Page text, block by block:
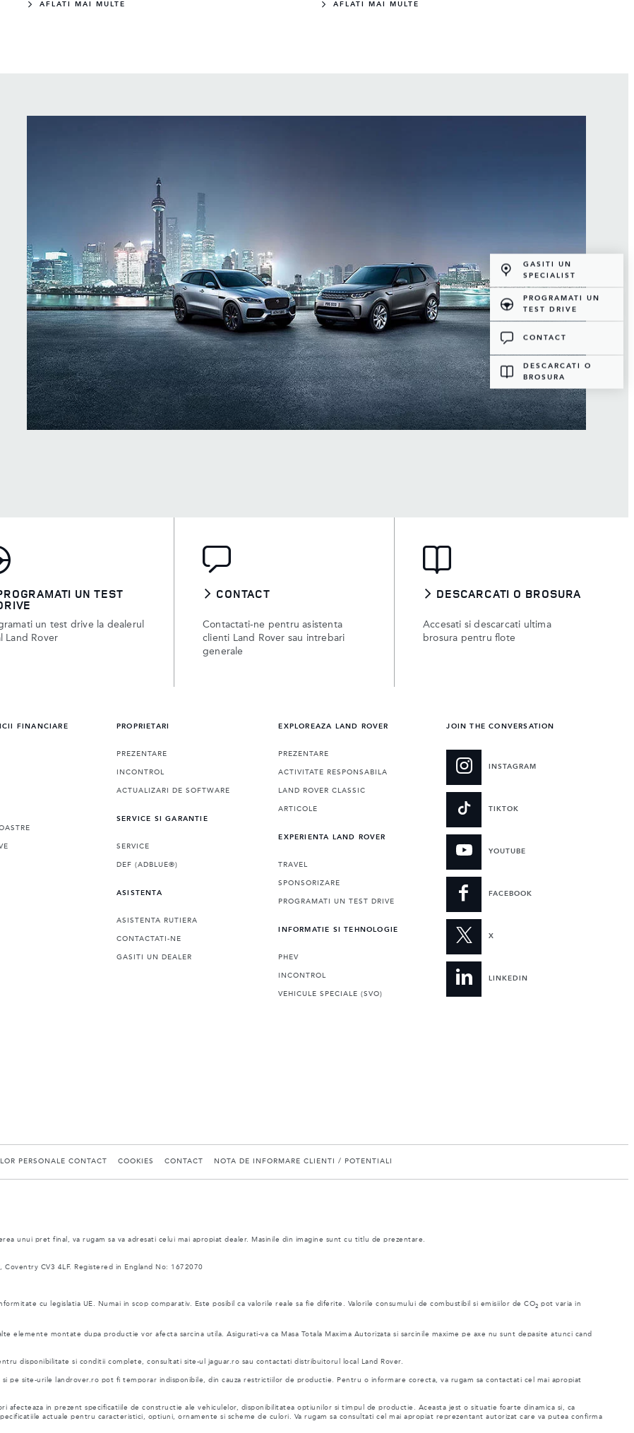
AFLATI MAI MULTE AFLATI MAI MULTE
UN TEST
un test drive la dealerul
Land Rover
CONTACT
Contactati-ne pentru asistenta
clienti Land Rover sau intrebari
generale
DESCARCATI O BROSURA
Accesati si descarcati ultima
brosura pentru flote
FINANCIARE PROPRIETARI
PREZENTARE
INCONTROL
ACTUALIZARI DE SOFTWARE
SERVICE SI GARANTIE
SERVICE
DEF (ADBLUE®)
ASISTENTA
ASISTENTA RUTIERA
CONTACTATI-NE
GASITI UN DEALER
EXPLOREAZA LAND ROVER
PREZENTARE
ACTIVITATE RESPONSABILA
LAND ROVER CLASSIC
ARTICOLE
EXPERIENTA LAND ROVER
TRAVEL
SPONSORIZARE
PROGRAMATI UN TEST DRIVE
INFORMATIE SI TEHNOLOGIE
PHEV
INCONTROL
VEHICULE SPECIALE (SVO)
JOIN THE CONVERSATION
INSTAGRAM
TIKTOK
YOUTUBE
FACEBOOK
X
LINKEDIN
PERSONALE CONTACT COOKIES CONTACT NOTA DE INFORMARE CLIENTI / POTENTIALI
unui pret final, va rugam sa va adresati celui mai apropiat dealer. Masinile din imagine sunt cu titlu de prezentare.
Coventry CV3 4LF. Registered in England No: 1672070
cu legislatia UE. Numai in scop comparativ. Este posibil ca valorile reale sa fie diferite. Valorile consumului de combustibil si emisiilor de CO2 pot varia in
elemente montate dupa productie vor afecta sarcina utila. Asigurati-va ca Masa Totala Maxima Autorizata si sarcinile maxime pe axe nu sunt depasite atunci cand
disponibilitate si conditii complete, consultati site-ul jaguar.ro sau contactati distribuitorul local Land Rover.
pe site-urile landrover.ro pot fi temporar indisponibile, din cauza restrictiilor de productie. Pentru o informare corecta, va rugam sa contactati cel mai apropiat
afecteaza in prezent specificatiile de constructie ale vehiculelor, disponibilitatea optiunilor si timpul de productie. Aceasta jest o situatie foarte dinamica si, ca
actuale pentru caracteristici, optiuni, ornamente si scheme de culori. Va rugam sa consultati cel mai apropiat reprezentant autorizat care va putea confirma